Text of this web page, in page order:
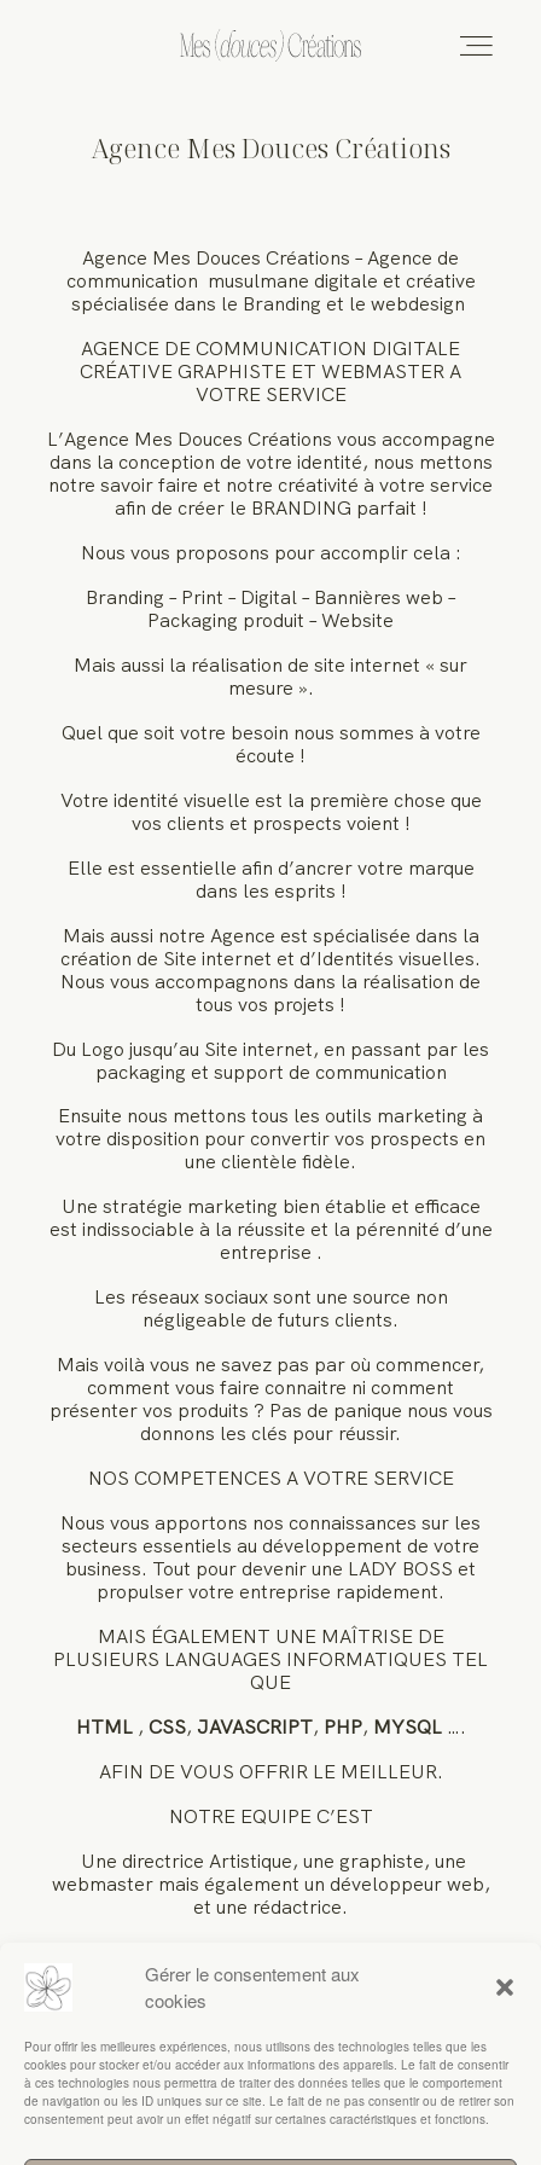
Gérer le consentement aux
cookies
Pour offrir les meilleures expériences, nous utilisons des technologies telles que les
cookies pour stocker et/ou accéder aux informations des appareils. Le fait de consentir
à ces technologies nous permettra de traiter des données telles que le comportement
de navigation ou les ID uniques sur ce site. Le fait de ne pas consentir ou de retirer son
consentement peut avoir un effet négatif sur certaines caractéristiques et fonctions.
L’AGENCE
TARIFS
CONTACT
PORTFOLIO
RESSOURCES
Agence Mes Douces Créations
Agence Mes Douces Créations – Agence de
communication musulmane digitale et créative
spécialisée dans le Branding et le webdesign
AGENCE DE COMMUNICATION DIGITALE
CRÉATIVE GRAPHISTE ET WEBMASTER A
VOTRE SERVICE
L’Agence Mes Douces Créations vous accompagne
dans la conception de votre identité, nous mettons
notre savoir faire et notre créativité à votre service
afin de créer le BRANDING parfait !
Nous vous proposons pour accomplir cela :
Branding – Print – Digital – Bannières web –
Packaging produit – Website
Mais aussi la réalisation de site internet « sur
mesure ».
Quel que soit votre besoin nous sommes à votre
écoute !
Votre identité visuelle est la première chose que
vos clients et prospects voient !
Elle est essentielle afin d’ancrer votre marque
dans les esprits !
Mais aussi notre Agence est spécialisée dans la
création de Site internet et d’Identités visuelles.
Nous vous accompagnons dans la réalisation de
tous vos projets !
Du Logo jusqu’au Site internet, en passant par les
packaging et support de communication
Ensuite nous mettons tous les outils marketing à
votre disposition pour convertir vos prospects en
une clientèle fidèle.
Une stratégie marketing bien établie et efficace
est indissociable à la réussite et la pérennité d’une
entreprise .
Les réseaux sociaux sont une source non
négligeable de futurs clients.
Mais voilà vous ne savez pas par où commencer,
comment vous faire connaitre ni comment
présenter vos produits ? Pas de panique nous vous
donnons les clés pour réussir.
NOS COMPETENCES A VOTRE SERVICE
Nous vous apportons nos connaissances sur les
secteurs essentiels au développement de votre
business. Tout pour devenir une LADY BOSS et
propulser votre entreprise rapidement.
MAIS ÉGALEMENT UNE MAÎTRISE DE
PLUSIEURS LANGUAGES INFORMATIQUES TEL
QUE
HTML, CSS, JAVASCRIPT, PHP, MYSQL….
AFIN DE VOUS OFFRIR LE MEILLEUR.
NOTRE EQUIPE C’EST
Une directrice Artistique, une graphiste, une
webmaster mais également un développeur web,
et une rédactrice.
Découvrez nos derniers projets en date. Des
réalisations de sites e-commerces, blogs, des sites
associatifs .
Mais aussi du E-learning. N’hésitez pas à nous
contacter.
PRENEZ LES RENES DE L’ENTREPRENARIAT DE